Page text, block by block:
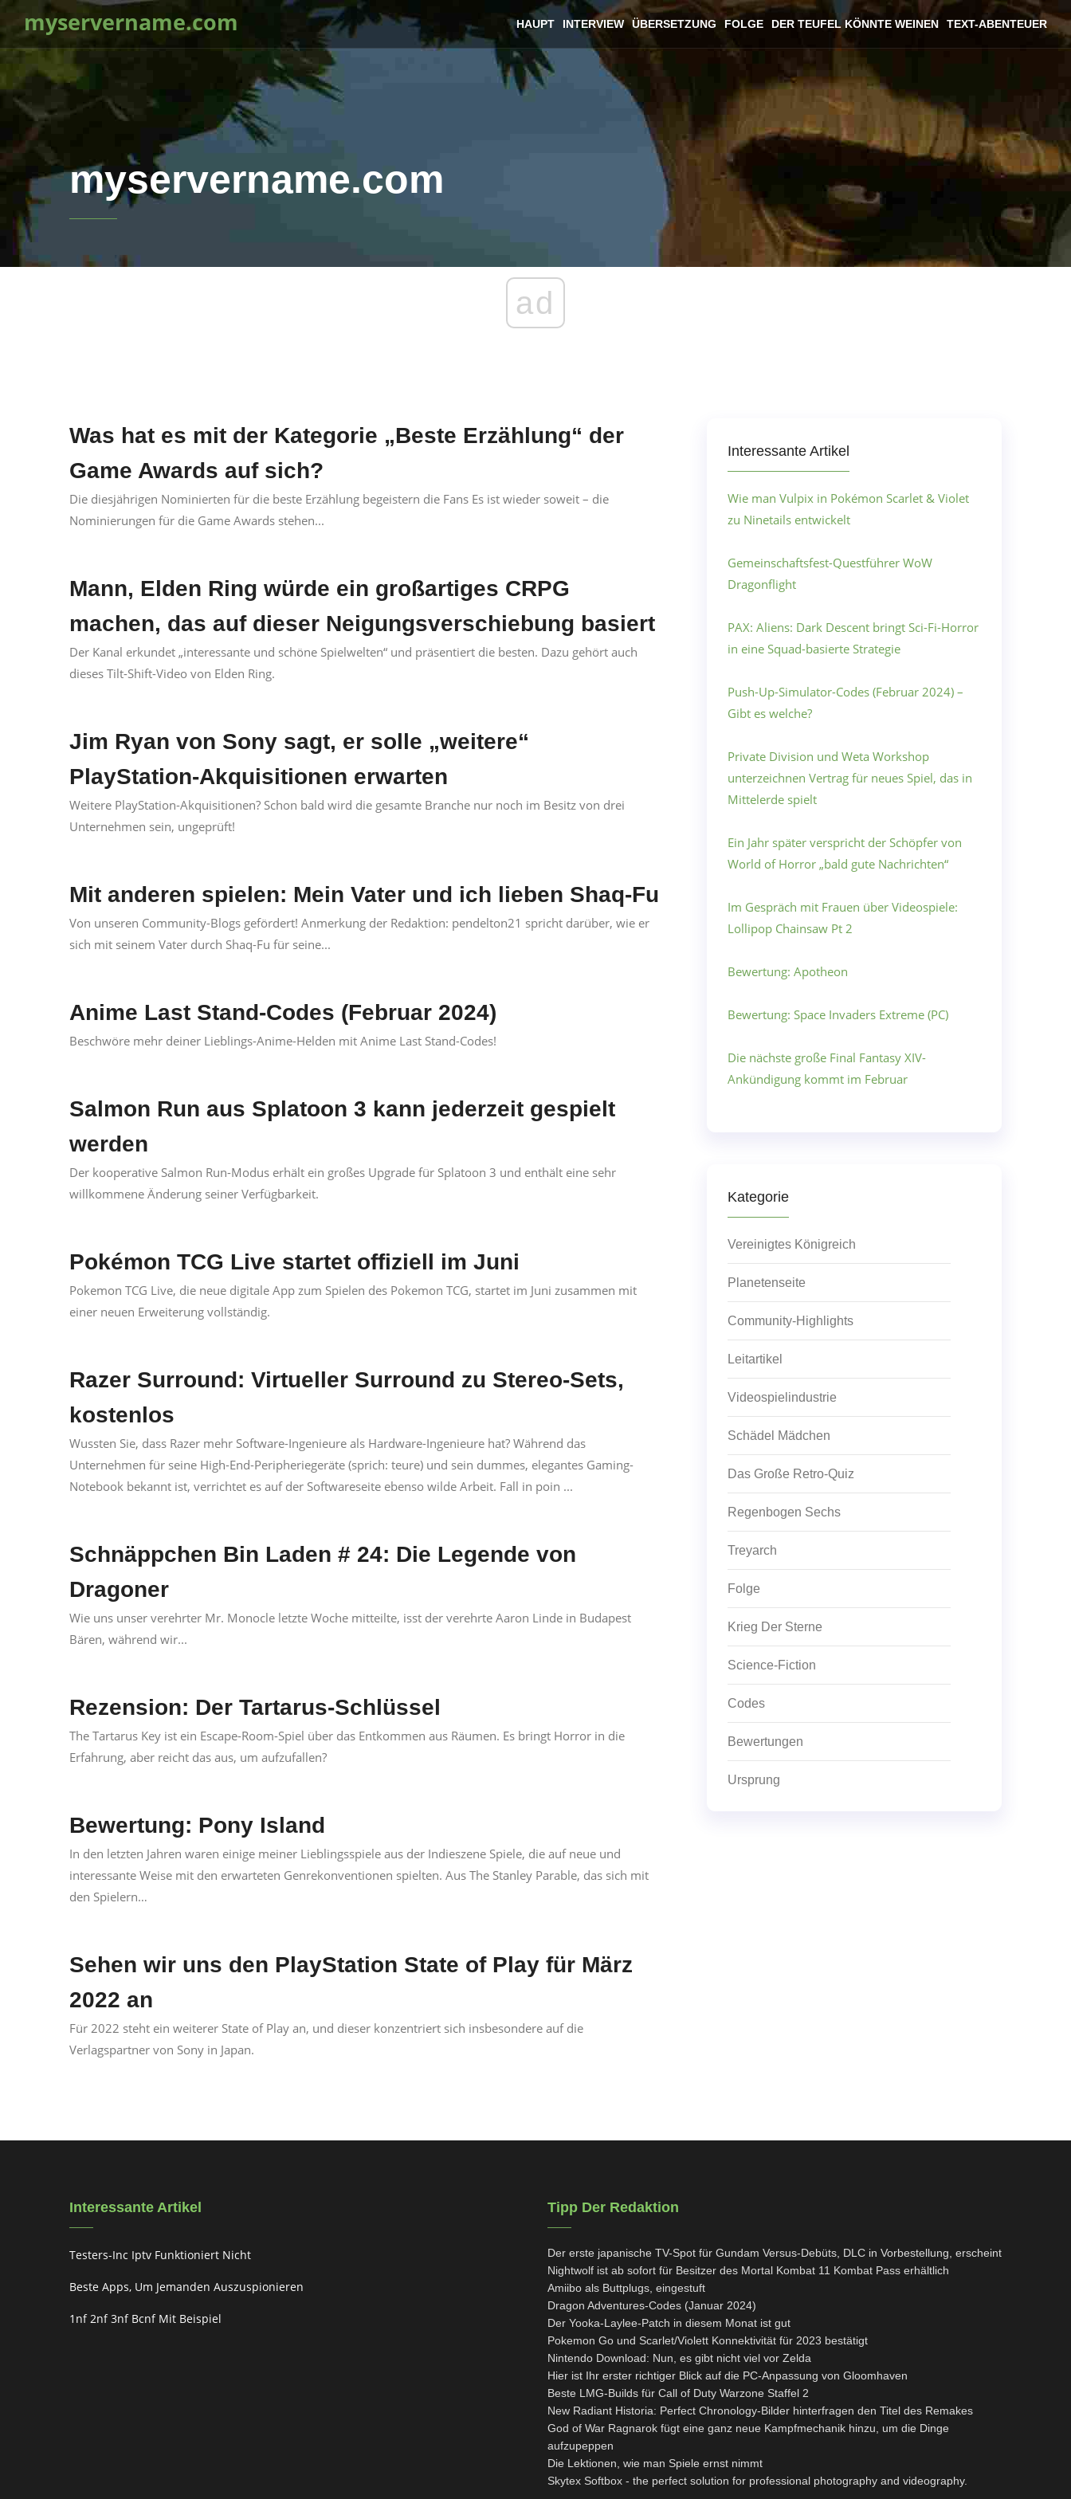
myservername.com HAUPT INTERVIEW ÜBERSETZUNG FOLGE DER TEUFEL KÖNNTE WEINEN TEXT-ABENTEUER
myservername.com
ad
Was hat es mit der Kategorie „Beste Erzählung“ der
Game Awards auf sich?
Die diesjährigen Nominierten für die beste Erzählung begeistern die Fans Es ist wieder soweit – die
Nominierungen für die Game Awards stehen...
Mann, Elden Ring würde ein großartiges CRPG
machen, das auf dieser Neigungsverschiebung basiert
Der Kanal erkundet „interessante und schöne Spielwelten“ und präsentiert die besten. Dazu gehört auch
dieses Tilt-Shift-Video von Elden Ring.
Jim Ryan von Sony sagt, er solle „weitere“
PlayStation-Akquisitionen erwarten
Weitere PlayStation-Akquisitionen? Schon bald wird die gesamte Branche nur noch im Besitz von drei
Unternehmen sein, ungeprüft!
Mit anderen spielen: Mein Vater und ich lieben Shaq-Fu
Von unseren Community-Blogs gefördert! Anmerkung der Redaktion: pendelton21 spricht darüber, wie er
sich mit seinem Vater durch Shaq-Fu für seine...
Anime Last Stand-Codes (Februar 2024)
Beschwöre mehr deiner Lieblings-Anime-Helden mit Anime Last Stand-Codes!
Salmon Run aus Splatoon 3 kann jederzeit gespielt
werden
Der kooperative Salmon Run-Modus erhält ein großes Upgrade für Splatoon 3 und enthält eine sehr
willkommene Änderung seiner Verfügbarkeit.
Pokémon TCG Live startet offiziell im Juni
Pokemon TCG Live, die neue digitale App zum Spielen des Pokemon TCG, startet im Juni zusammen mit
einer neuen Erweiterung vollständig.
Razer Surround: Virtueller Surround zu Stereo-Sets,
kostenlos
Wussten Sie, dass Razer mehr Software-Ingenieure als Hardware-Ingenieure hat? Während das
Unternehmen für seine High-End-Peripheriegeräte (sprich: teure) und sein dummes, elegantes Gaming-
Notebook bekannt ist, verrichtet es auf der Softwareseite ebenso wilde Arbeit. Fall in poin ...
Schnäppchen Bin Laden # 24: Die Legende von
Dragoner
Wie uns unser verehrter Mr. Monocle letzte Woche mitteilte, isst der verehrte Aaron Linde in Budapest
Bären, während wir...
Rezension: Der Tartarus-Schlüssel
The Tartarus Key ist ein Escape-Room-Spiel über das Entkommen aus Räumen. Es bringt Horror in die
Erfahrung, aber reicht das aus, um aufzufallen?
Bewertung: Pony Island
In den letzten Jahren waren einige meiner Lieblingsspiele aus der Indieszene Spiele, die auf neue und
interessante Weise mit den erwarteten Genrekonventionen spielten. Aus The Stanley Parable, das sich mit
den Spielern…
Sehen wir uns den PlayStation State of Play für März
2022 an
Für 2022 steht ein weiterer State of Play an, und dieser konzentriert sich insbesondere auf die
Verlagspartner von Sony in Japan.
Interessante Artikel
Wie man Vulpix in Pokémon Scarlet & Violet
zu Ninetails entwickelt
Gemeinschaftsfest-Questführer WoW
Dragonflight
PAX: Aliens: Dark Descent bringt Sci-Fi-Horror
in eine Squad-basierte Strategie
Push-Up-Simulator-Codes (Februar 2024) –
Gibt es welche?
Private Division und Weta Workshop
unterzeichnen Vertrag für neues Spiel, das in
Mittelerde spielt
Ein Jahr später verspricht der Schöpfer von
World of Horror „bald gute Nachrichten“
Im Gespräch mit Frauen über Videospiele:
Lollipop Chainsaw Pt 2
Bewertung: Apotheon
Bewertung: Space Invaders Extreme (PC)
Die nächste große Final Fantasy XIV-
Ankündigung kommt im Februar
Kategorie
Vereinigtes Königreich
Planetenseite
Community-Highlights
Leitartikel
Videospielindustrie
Schädel Mädchen
Das Große Retro-Quiz
Regenbogen Sechs
Treyarch
Folge
Krieg Der Sterne
Science-Fiction
Codes
Bewertungen
Ursprung
Interessante Artikel
Testers-Inc Iptv Funktioniert Nicht
Beste Apps, Um Jemanden Auszuspionieren
1nf 2nf 3nf Bcnf Mit Beispiel
Tipp Der Redaktion
Der erste japanische TV-Spot für Gundam Versus-Debüts, DLC in Vorbestellung, erscheint
Nightwolf ist ab sofort für Besitzer des Mortal Kombat 11 Kombat Pass erhältlich
Amiibo als Buttplugs, eingestuft
Dragon Adventures-Codes (Januar 2024)
Der Yooka-Laylee-Patch in diesem Monat ist gut
Pokemon Go und Scarlet/Violett Konnektivität für 2023 bestätigt
Nintendo Download: Nun, es gibt nicht viel vor Zelda
Hier ist Ihr erster richtiger Blick auf die PC-Anpassung von Gloomhaven
Beste LMG-Builds für Call of Duty Warzone Staffel 2
New Radiant Historia: Perfect Chronology-Bilder hinterfragen den Titel des Remakes
God of War Ragnarok fügt eine ganz neue Kampfmechanik hinzu, um die Dinge
aufzupeppen
Die Lektionen, wie man Spiele ernst nimmt
Skytex Softbox - the perfect solution for professional photography and videography.